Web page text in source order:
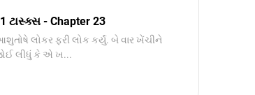
ટાસ્ક્સ - Chapter 23
લોકર ફરી લોક કર્યું. બે વાર ખેંચીને
લીધું કે એ ખ...